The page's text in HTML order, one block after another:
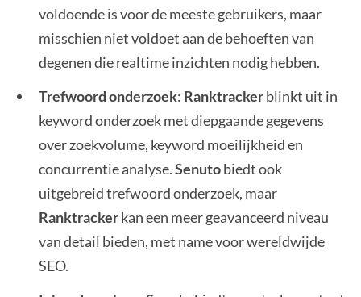
voldoende is voor de meeste gebruikers, maar
misschien niet voldoet aan de behoeften van
degenen die realtime inzichten nodig hebben.
Trefwoord onderzoek: Ranktrackerblinkt uit in
keyword onderzoek met diepgaande gegevens
over zoekvolume, keyword moeilijkheid en
concurrentie analyse.Senutobiedt ook
uitgebreid trefwoord onderzoek, maar
Ranktrackerkan een meer geavanceerd niveau
van detail bieden, met name voor wereldwijde
SEO.